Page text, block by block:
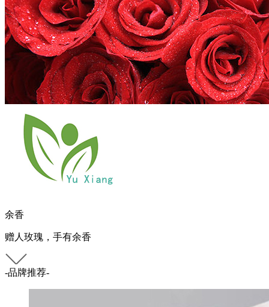
余香
赠人玫瑰，手有余香
-品牌推荐-